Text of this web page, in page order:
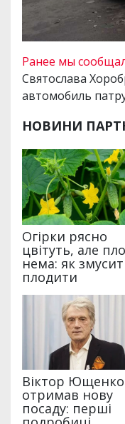
Ранее мы
Святослава
автомобиль